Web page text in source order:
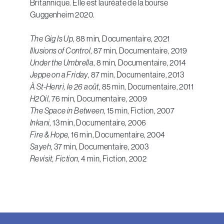
Britannique. Elle est lauréate de la bourse
Guggenheim 2020.
The Gig Is Up, 88 min, Documentaire, 2021
Illusions of Control, 87 min, Documentaire, 2019
Under the Umbrella, 8 min, Documentaire, 2014
Jeppe on a Friday, 87 min, Documentaire, 2013
À St-Henri, le 26 août, 85 min, Documentaire, 2011
H2Oil, 76 min, Documentaire, 2009
The Space in Between, 15 min, Fiction, 2007
Inkani, 13 min, Documentaire, 2006
Fire & Hope, 16 min, Documentaire, 2004
Sayeh, 37 min, Documentaire, 2003
Revisit, Fiction, 4 min, Fiction, 2002